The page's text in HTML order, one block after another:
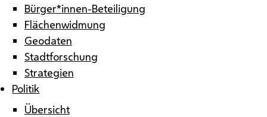
Bürger*innen-Beteiligung
Flächenwidmung
Geodaten
Stadtforschung
Strategien
Politik
Übersicht